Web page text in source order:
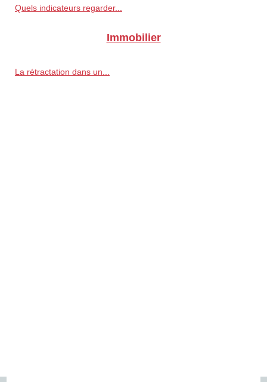
Quels indicateurs regarder...
Immobilier
La rétractation dans un...